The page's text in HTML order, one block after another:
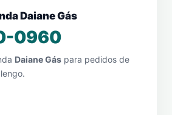
Daiane Gás
0960
Daiane Gás para pedidos de
.